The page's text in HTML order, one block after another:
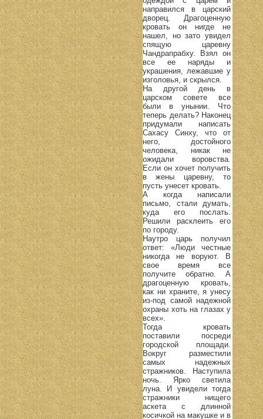
направился в царский
дворец. Драгоценную
кровать он нигде не
нашел, но зато увидел
спящую царевну
Чандрапрабху. Взял он
все ее наряды и
украшения, лежавшие у
изголовья, и скрылся.
На другой день в
царском совете все
были в унынии. Что
теперь делать? Наконец
придумали написать
Сахасу Синху, что от
него, достойного
человека, никак не
ожидали воровства.
Если он хочет получить
в жены царевну, то
пусть унесет кровать.
А когда написали
письмо, стали думать,
куда его послать.
Решили расклеить его
по городу.
Наутро царь получил
ответ: «Люди честные
никогда не воруют. В
свое время все
получите обратно. А
драгоценную кровать,
как ни храните, я унесу
из-под самой надежной
охраны хоть на глазах у
всех».
Тогда кровать
поставили посреди
городской площади.
Вокруг разместили
самых надежных
стражников. Наступила
ночь. Ярко светила
луна. И увидели тогда
стражники нищего
аскета с длинной
косичкой на макушке и в